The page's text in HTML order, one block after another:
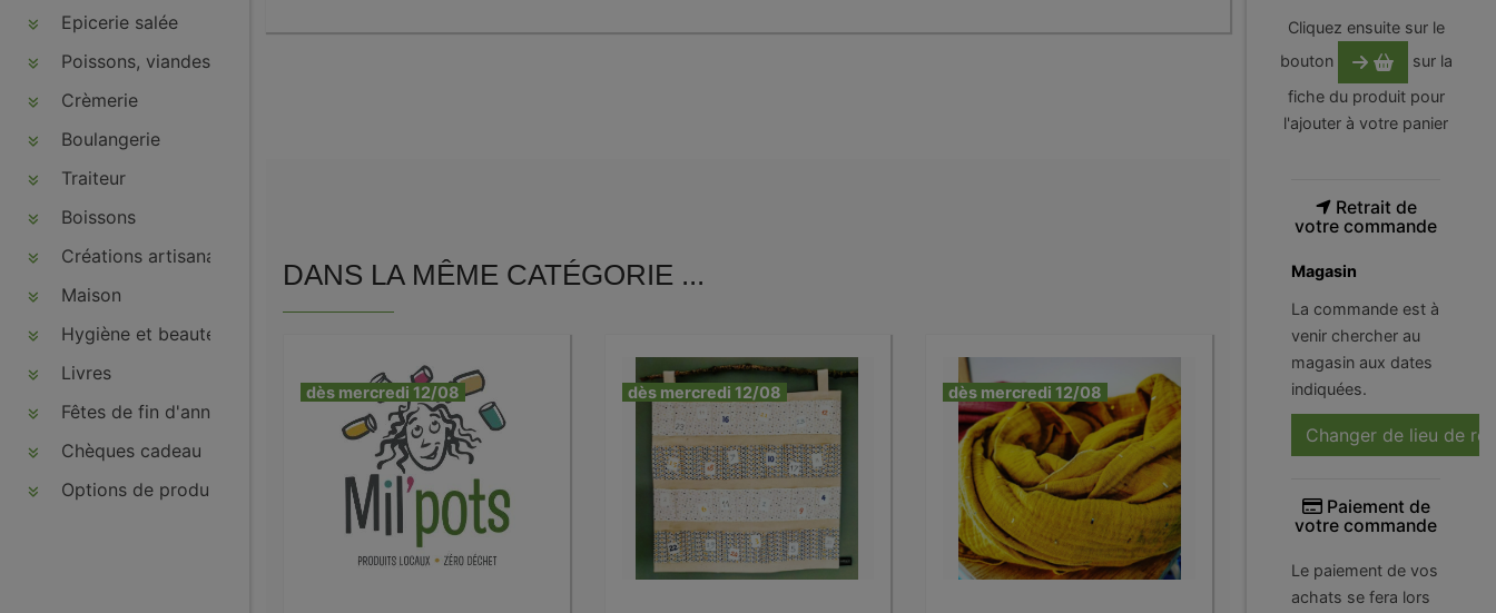
Epicerie salée
Poissons, viandes, volailles, charcuteries
Crèmerie
Boulangerie
Traiteur
Boissons
Créations artisanales
Maison
Hygiène et beauté
Livres
Fêtes de fin d'année
Chèques cadeau
Options de produits
DANS LA MÊME CATÉGORIE ...
dès mercredi 12/08 dès mercredi 12/08 dès mercredi 12/08
Cliquez ensuite sur le
bouton
sur la
fiche du produit pour
l'ajouter à votre panier
Retrait de
votre commande
Magasin
La commande est à
venir chercher au
magasin aux dates
indiquées.
Changer de lieu de
Paiement de
votre commande
Le paiement de vos
achats se fera lors